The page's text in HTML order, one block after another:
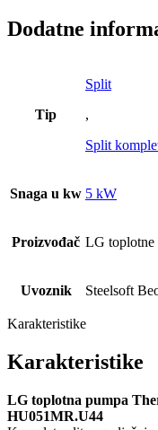
Dodatne
Tip
Split
,
Split
Snaga u kw 5 kW
Proizvođač LG toplotne
Uvoznik Steelsoft
Karakteristike
Karakteristike
LG toplotna pumpa
HU051MR.U44